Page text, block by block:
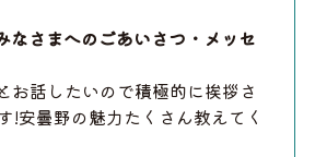
なさまへのごあいさつ・メッセ
お話したいので積極的に挨拶さ
!安曇野の魅力たくさん教えてく